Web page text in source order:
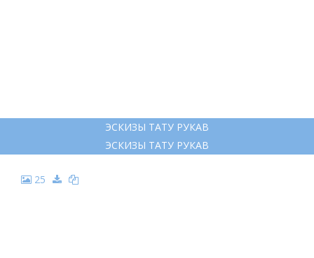
ЭСКИЗЫ ТАТУ РУКАВ
ЭСКИЗЫ ТАТУ РУКАВ
25